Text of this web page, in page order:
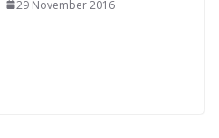
29 November 2016